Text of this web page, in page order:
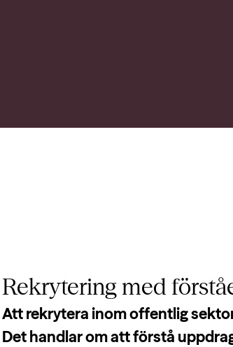
Rekrytering med
Att rekrytera inom offentlig
Det handlar om att förstå